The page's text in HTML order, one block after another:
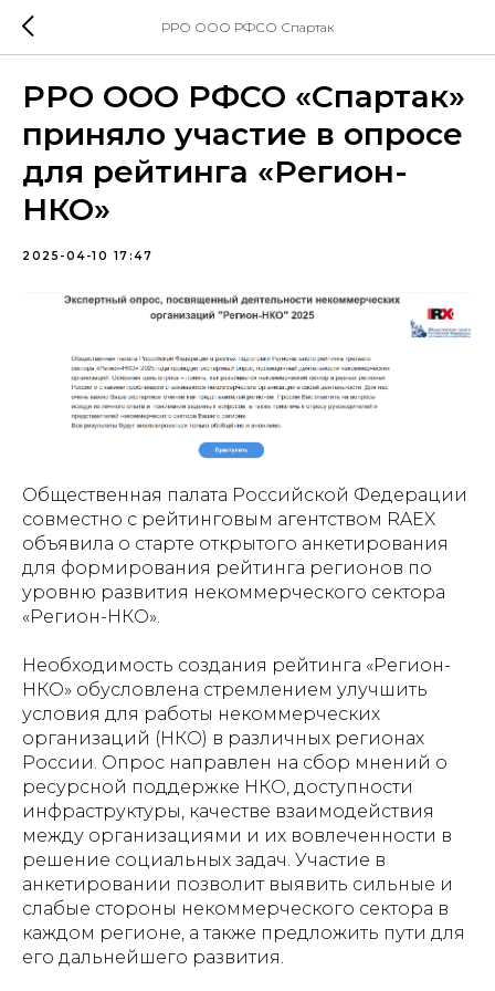
РРО ООО РФСО Спартак
РРО ООО РФСО «Спартак»
приняло участие в опросе
для рейтинга «Регион-
НКО»
2025-04-10 17:47
Общественная палата Российской Федерации
совместно с рейтинговым агентством RAEX
объявила о старте открытого анкетирования
для формирования рейтинга регионов по
уровню развития некоммерческого сектора
«Регион-НКО».
Необходимость создания рейтинга «Регион-
НКО» обусловлена стремлением улучшить
условия для работы некоммерческих
организаций (НКО) в различных регионах
России. Опрос направлен на сбор мнений о
ресурсной поддержке НКО, доступности
инфраструктуры, качестве взаимодействия
между организациями и их вовлеченности в
решение социальных задач. Участие в
анкетировании позволит выявить сильные и
слабые стороны некоммерческого сектора в
каждом регионе, а также предложить пути для
его дальнейшего развития.